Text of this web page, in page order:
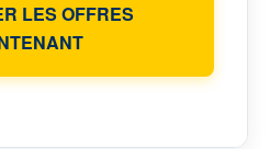
LES OFFRES